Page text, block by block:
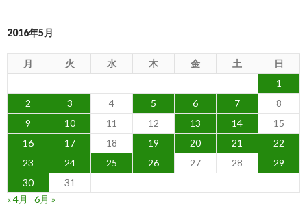
2016年5月
月 火 水 木 金 土
日
1
2
3 4 5 6 7
8
9
10 11 12 13 14
15
16
17 18 19 20 21
22
23
24 25 26 27 28
29
30
31
« 4月
6月 »